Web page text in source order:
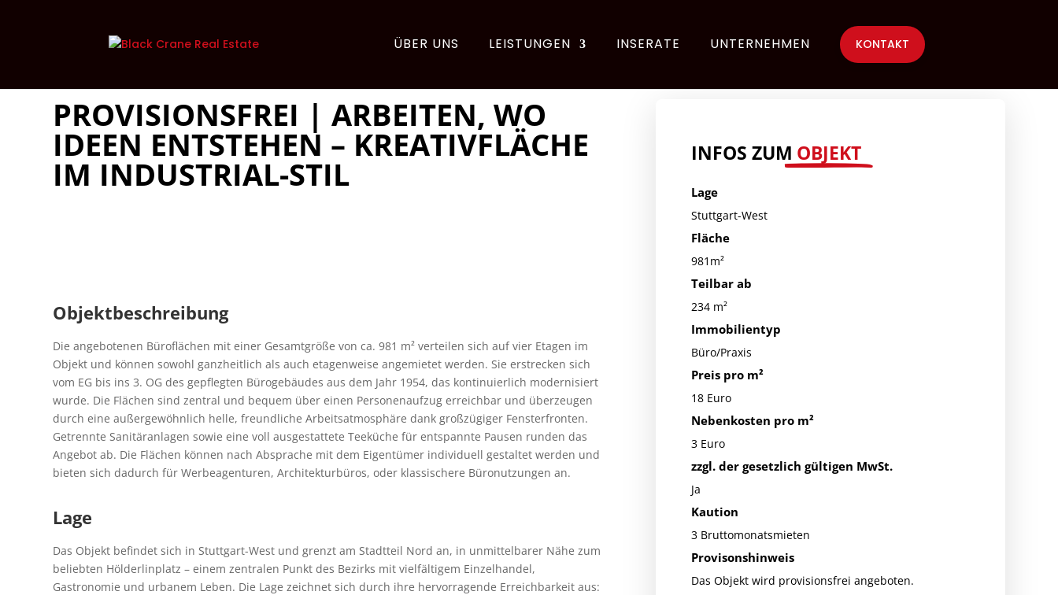
ÜBER UNS LEISTUNGEN INSERATE UNTERNEHMEN KONTAKT
PROVISIONSFREI | ARBEITEN, WO
IDEEN ENTSTEHEN – KREATIVFLÄCHE
IM INDUSTRIAL-STIL
Objektbeschreibung
Die angebotenen Büroflächen mit einer Gesamtgröße von ca. 981 m² verteilen sich auf vier Etagen im
Objekt und können sowohl ganzheitlich als auch etagenweise angemietet werden. Sie erstrecken sich
vom EG bis ins 3. OG des gepflegten Bürogebäudes aus dem Jahr 1954, das kontinuierlich modernisiert
wurde. Die Flächen sind zentral und bequem über einen Personenaufzug erreichbar und überzeugen
durch eine außergewöhnlich helle, freundliche Arbeitsatmosphäre dank großzügiger Fensterfronten.
Getrennte Sanitäranlagen sowie eine voll ausgestattete Teeküche für entspannte Pausen runden das
Angebot ab. Die Flächen können nach Absprache mit dem Eigentümer individuell gestaltet werden und
bieten sich dadurch für Werbeagenturen, Architekturbüros, oder klassischere Büronutzungen an.
Lage
Das Objekt befindet sich in Stuttgart-West und grenzt am Stadtteil Nord an, in unmittelbarer Nähe zum
beliebten Hölderlinplatz – einem zentralen Punkt des Bezirks mit vielfältigem Einzelhandel,
Gastronomie und urbanem Leben. Die Lage zeichnet sich durch ihre hervorragende Erreichbarkeit aus:
INFOS ZUM OBJEKT
Lage
Stuttgart-West
Fläche
981m²
Teilbar ab
234 m²
Immobilientyp
Büro/Praxis
Preis pro m²
18 Euro
Nebenkosten pro m²
3 Euro
zzgl. der gesetzlich gültigen MwSt.
Ja
Kaution
3 Bruttomonatsmieten
Provisonshinweis
Das Objekt wird provisionsfrei angeboten.